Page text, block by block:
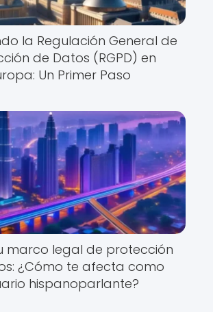
la Regulación General de
de Datos (RGPD) en
Un Primer Paso
marco legal de protección
¿Cómo te afecta como
hispanoparlante?